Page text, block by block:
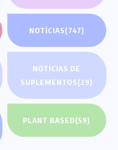
NOTÍCIAS(747)
NOTÍCIAS DE
SUPLEMENTOS(29)
PLANT BASED(59)